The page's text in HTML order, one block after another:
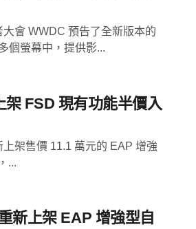
會 WWDC 預告了全新版本的
個螢幕中，提供影...
FSD 現有功能半價入
架售價 11.1 萬元的 EAP 增強
...
新上架 EAP 增強型自